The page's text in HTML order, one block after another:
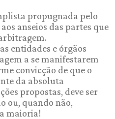
propugnada pelo
anseios das partes que
entidades e órgãos
a se manifestarem
convicção de que o
da absoluta
propostas, deve ser
ou, quando não,
maioria!